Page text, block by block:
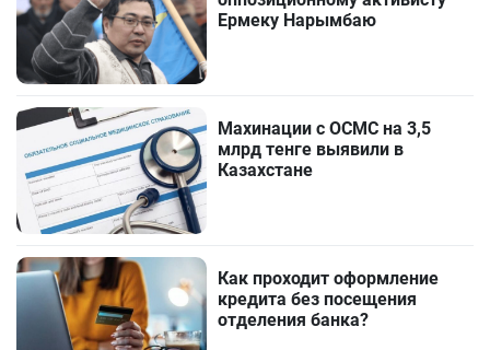
Ермеку Нарымбаю
Махинации с ОСМС на 3,5
млрд тенге выявили в
Казахстане
Как проходит оформление
кредита без посещения
отделения банка?